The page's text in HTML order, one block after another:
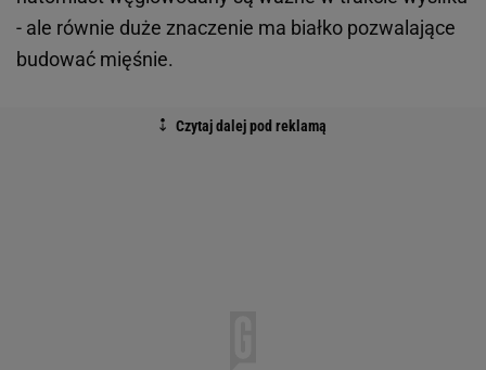
- ale równie duże znaczenie ma białko pozwalające
budować mięśnie.